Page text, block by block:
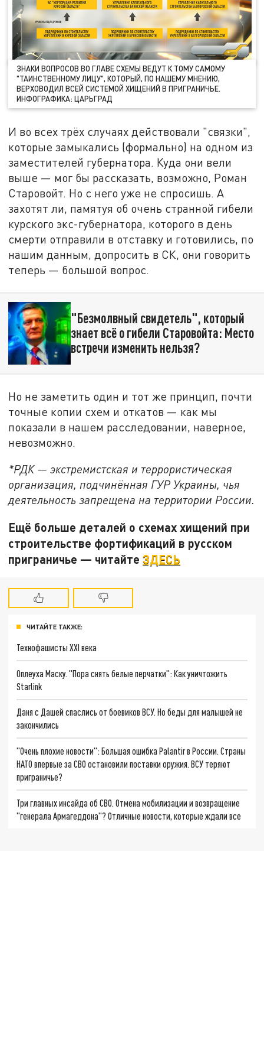
ЗНАКИ ВОПРОСОВ ВО ГЛАВЕ СХЕМЫ ВЕДУТ К ТОМУ САМОМУ
"ТАИНСТВЕННОМУ ЛИЦУ", КОТОРЫЙ, ПО НАШЕМУ МНЕНИЮ,
ВЕРХОВОДИЛ ВСЕЙ СИСТЕМОЙ ХИЩЕНИЙ В ПРИГРАНИЧЬЕ.
ИНФОГРАФИКА: ЦАРЬГРАД
И во всех трёх случаях действовали "связки",
которые замыкались (формально) на одном из
заместителей губернатора. Куда они вели
выше — мог бы рассказать, возможно, Роман
Старовойт. Но с него уже не спросишь. А
захотят ли, памятуя об очень странной гибели
курского экс-губернатора, которого в день
смерти отправили в отставку и готовились, по
нашим данным, допросить в СК, они говорить
теперь — большой вопрос.
"Безмолвный свидетель", который
знает всё о гибели Старовойта: Место
встречи изменить нельзя?
Но не заметить один и тот же принцип, почти
точные копии схем и откатов — как мы
показали в нашем расследовании, наверное,
невозможно.
*РДК — экстремистская и террористическая
организация, подчинённая ГУР Украины, чья
деятельность запрещена на территории России.
Ещё больше деталей о схемах хищений при
строительстве фортификаций в русском
приграничье — читайтеЗДЕСЬ
ЧИТАЙТЕ ТАКЖЕ:
Технофашисты XXI века
Оплеуха Маску. "Пора снять белые перчатки": Как уничтожить
Starlink
Даня с Дашей спаслись от боевиков ВСУ. Но беды для малышей не
закончились
"Очень плохие новости": Большая ошибка Palantir в России. Страны
НАТО впервые за СВО остановили поставки оружия. ВСУ теряют
приграничье?
Три главных инсайда об СВО. Отмена мобилизации и возвращение
"генерала Армагеддона"? Отличные новости, которые ждали все